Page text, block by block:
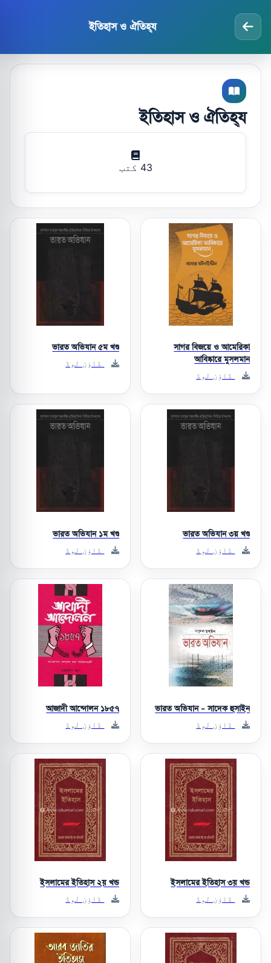
ইতিহাস ও ঐতিহ্য
ইতিহাস ও ঐতিহ্য
43 کتب
সাগর বিজয়ে ও আমেরিকা
আবিষ্কারে মুসলমান
ڈاؤن لوڈ
ভারত অভিযান ৫ম খণ্ড
ڈاؤن لوڈ
ভারত অভিযান ৩য় খণ্ড
ڈاؤن لوڈ
ভারত অভিযান ১ম খণ্ড
ڈاؤن لوڈ
ভারত অভিযান - সাদেক হুসাইন
ڈاؤن لوڈ
আজাদী আন্দোলন ১৮৫৭
ڈاؤن لوڈ
ইসলামের ইতিহাস ৩য় খন্ড
ڈاؤن لوڈ
ইসলামের ইতিহাস ২য় খন্ড
ڈاؤن لوڈ